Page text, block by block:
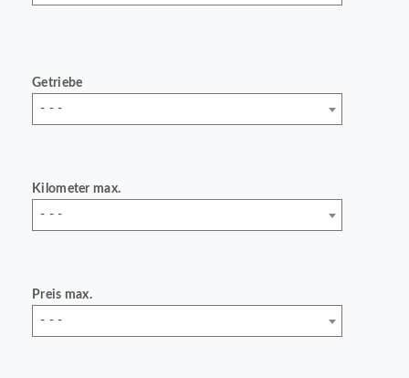
Getriebe
- - -
Kilometer max.
- - -
Preis max.
- - -